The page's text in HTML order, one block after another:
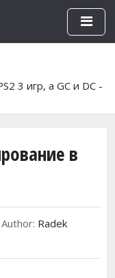
к основному
3 игр, а GC и DC -
в
Author: Radek